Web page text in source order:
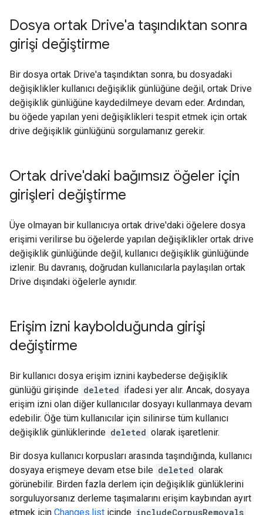
Dosya ortak Drive'a taşındıktan sonra
girişi değiştirme
Bir dosya ortak Drive'a taşındıktan sonra, bu dosyadaki
değişiklikler kullanıcı değişiklik günlüğüne değil, ortak Drive
değişiklik günlüğüne kaydedilmeye devam eder. Ardından,
bu öğede yapılan yeni değişiklikleri tespit etmek için ortak
drive değişiklik günlüğünü sorgulamanız gerekir.
Ortak drive'daki bağımsız öğeler için
girişleri değiştirme
Üye olmayan bir kullanıcıya ortak drive'daki öğelere dosya
erişimi verilirse bu öğelerde yapılan değişiklikler ortak drive
değişiklik günlüğünde değil, kullanıcı değişiklik günlüğünde
izlenir. Bu davranış, doğrudan kullanıcılarla paylaşılan ortak
Drive dışındaki öğelerle aynıdır.
Erişim izni kaybolduğunda girişi
değiştirme
Bir kullanıcı dosya erişim iznini kaybederse değişiklik
günlüğü girişinde deleted ifadesi yer alır. Ancak, dosyaya
erişim izni olan diğer kullanıcılar dosyayı kullanmaya devam
edebilir. Öğe tüm kullanıcılar için silinirse tüm kullanıcı
değişiklik günlüklerinde deleted olarak işaretlenir.
Bir dosya kullanıcı korpusları arasında taşındığında, kullanıcı
dosyaya erişmeye devam etse bile deleted olarak
görünebilir. Birden fazla derlem için değişiklik günlüklerini
sorguluyorsanız derleme taşımalarını erişim kaybından ayırt
etmek için Changes.list içinde includeCorpusRemovals